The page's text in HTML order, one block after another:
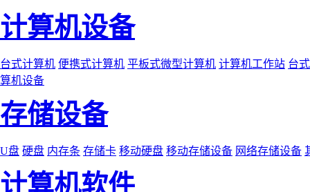
计算机设备
台式计算机 便携式计算机 平板式微型计算机 计算机工作站 台
算机设备
存储设备
U盘 硬盘 内存条 存储卡 移动硬盘 移动存储设备 网络存储设备
计算机软件